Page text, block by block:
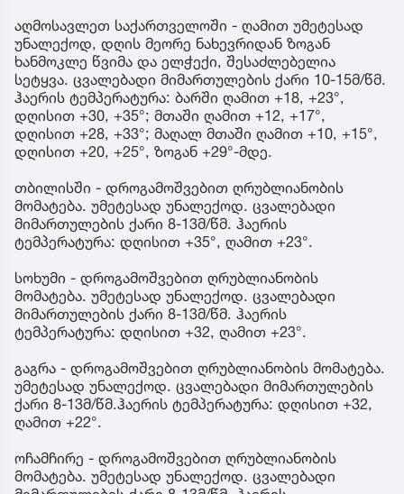
აღმოსავლეთ საქართველოში - ღამით უმეტესად
უნალექოდ, დღის მეორე ნახევრიდან ზოგან
ხანმოკლე წვიმა და ელჭექი, შესაძლებელია
სეტყვა. ცვალებადი მიმართულების ქარი 10-15მ/წმ.
ჰაერის ტემპერატურა: ბარში ღამით +18, +23°,
დღისით +30, +35°; მთაში ღამით +12, +17°,
დღისით +28, +33°; მაღალ მთაში ღამით +10, +15°,
დღისით +20, +25°, ზოგან +29°-მდე.
თბილისში - დროგამოშვებით ღრუბლიანობის
მომატება. უმეტესად უნალექოდ. ცვალებადი
მიმართულების ქარი 8-13მ/წმ. ჰაერის
ტემპერატურა: დღისით +35°, ღამით +23°.
სოხუმი - დროგამოშვებით ღრუბლიანობის
მომატება. უმეტესად უნალექოდ. ცვალებადი
მიმართულების ქარი 8-13მ/წმ. ჰაერის
ტემპერატურა: დღისით +32, ღამით +23°.
გაგრა - დროგამოშვებით ღრუბლიანობის მომატება.
უმეტესად უნალექოდ. ცვალებადი მიმართულების
ქარი 8-13მ/წმ.ჰაერის ტემპერატურა: დღისით +32,
ღამით +22°.
ოჩამჩირე - დროგამოშვებით ღრუბლიანობის
მომატება. უმეტესად უნალექოდ. ცვალებადი